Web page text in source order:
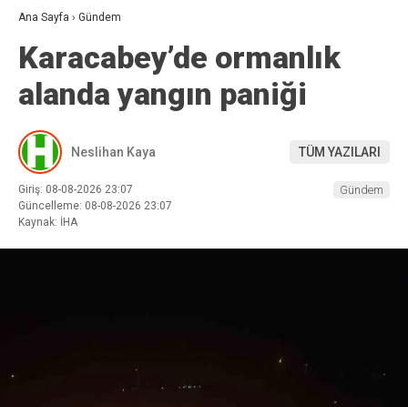
Ana Sayfa › Gündem
Karacabey’de ormanlık
alanda yangın paniği
Neslihan Kaya TÜM YAZILARI
Giriş: 08-08-2026 23:07
Güncelleme: 08-08-2026 23:07
Kaynak: İHA
Gündem